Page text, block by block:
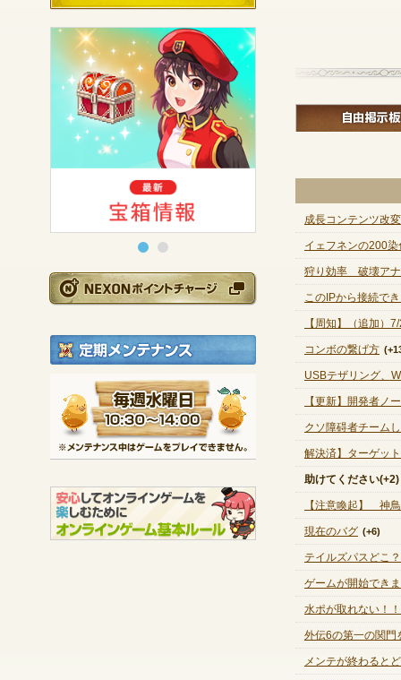
NEXONポイントチ
定期メンテナンス
毎週水曜日 10:30
※メンテナンス中は
成長コンテンツ改
イェフネンの200染
狩り効率 破壊アナ
このIPから接続で
【周知】（追加）
コンボの繋げ方
USBテザリング、
【更新】開発者
クソ障碍者チーム
解決済】ターゲッ
助けてください(+2)
【注意喚起】 神
現在のバグ (+6)
テイルズパスどこ？
ゲームが開始でき
水ポが取れない！！
外伝6の第一の関門
メンテが終わると